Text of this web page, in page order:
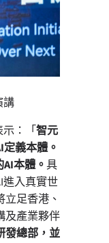
講
示：「智元
義本體。
本體。具
進入真實世
足香港、
及產業夥伴
發總部，並